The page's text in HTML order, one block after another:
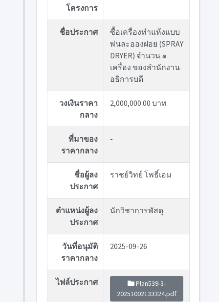
โครงการ
ชื่อประกาศ
ซื้อเครื่องทำแห้งแบบ
พ่นละอองฝอย (SPRAY
DRYER) จำนวน ๑
เครื่อง ของสำนักงาน
อธิการบดี
วงเงินราคา
กลาง
2,000,000.00 บาท
ที่มาของ
ราคากลาง
-
ชื่อผู้ลง
ประกาศ
ราชย์วิทย์ โพธิ์เอม
ตำแหน่งผู้ลง
ประกาศ
นักวิชาการพัสดุ
วันที่อนุมัติ
ราคากลาง
2025-09-26
ไฟล์ประกาศ
Plan539-3-
20251002133324.pdf